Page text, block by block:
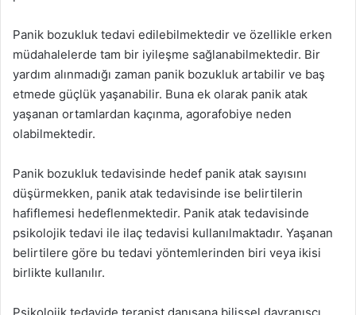
Panik bozukluk tedavi edilebilmektedir ve özellikle erken
müdahalelerde tam bir iyileşme sağlanabilmektedir. Bir
yardım alınmadığı zaman panik bozukluk artabilir ve baş
etmede güçlük yaşanabilir. Buna ek olarak panik atak
yaşanan ortamlardan kaçınma, agorafobiye neden
olabilmektedir.
Panik bozukluk tedavisinde hedef panik atak sayısını
düşürmekken, panik atak tedavisinde ise belirtilerin
hafiflemesi hedeflenmektedir. Panik atak tedavisinde
psikolojik tedavi ile ilaç tedavisi kullanılmaktadır. Yaşanan
belirtilere göre bu tedavi yöntemlerinden biri veya ikisi
birlikte kullanılır.